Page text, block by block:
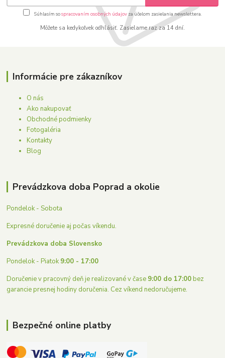
Súhlasím sospracovaním osobných údajov za účelom zasielania newslettera.
Môžete sa kedykoľvek odhlásiť. Zasielame raz za 14 dní.
Informácie pre zákazníkov
O nás
Ako nakupovať
Obchodné podmienky
Fotogaléria
Kontakty
Blog
Prevádzkova doba Poprad a okolie
Pondelok - Sobota
Expresné doručenie aj počas víkendu.
Prevádzkova doba Slovensko
Pondelok - Piatok9:00 - 17:00
Doručenie v pracovný deň je realizované v čase 9:00 do 17:00bez
garancie presnej hodiny doručenia. Cez víkend nedoručujeme.
Bezpečné online platby